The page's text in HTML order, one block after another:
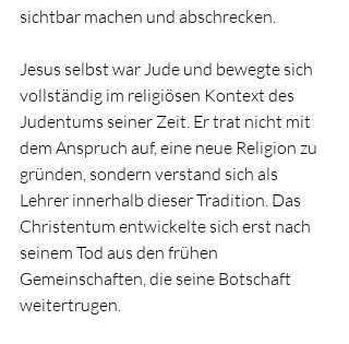
sichtbar machen und abschrecken.
Jesus selbst war Jude und bewegte sich
vollständig im religiösen Kontext des
Judentums seiner Zeit. Er trat nicht mit
dem Anspruch auf, eine neue Religion zu
gründen, sondern verstand sich als
Lehrer innerhalb dieser Tradition. Das
Christentum entwickelte sich erst nach
seinem Tod aus den frühen
Gemeinschaften, die seine Botschaft
weitertrugen.